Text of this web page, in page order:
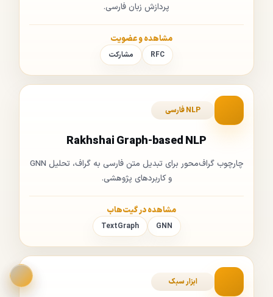
پردازش زبان فارسی.
RFC مشارکت
مشاهده و عضویت
NLP فارسی
Rakhshai Graph-based NLP
چارچوب گراف‌محور برای تبدیل متن فارسی به گراف، تحلیل GNN
و کاربردهای پژوهشی.
GNN
TextGraph
مشاهده در گیت‌هاب
ابزار سبک